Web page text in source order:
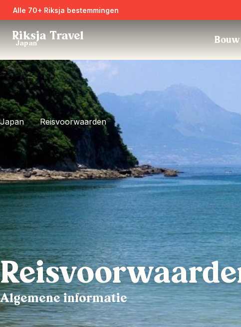
Alle 70+ Riksja bestemmingen
Riksja Travel
Japan
Japan Reisvoorwaarden
Algemene informatie